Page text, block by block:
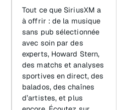
Tout ce que SiriusXM a
à offrir : de la musique
sans pub sélectionnée
avec soin par des
experts, Howard Stern,
des matchs et analyses
sportives en direct, des
balados, des chaînes
d’artistes, et plus